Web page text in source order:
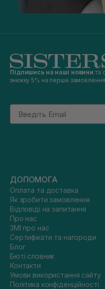
Підпишись на наші новини та
знижку 5% на перше замовлення
Email
ДОПОМОГА
Оплата та доставка
Як зробити замовлення
Відповіді на запитання
Про нас
ЗМІ про нас
Сертифікати та нагороди
Блог
Бюті словник
Контакти
Умови використання сайту
Політика конфіденційності